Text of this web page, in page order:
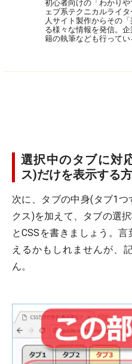
初心者向けの「わかり
ェブ系テクニカルライ
人サイト製作からその
る様々な情報を発信。
籍の執筆なども行ってい
選択中のタブに対
ス)だけを表示する
次に、タブの中身(タブ1
クス)を加えて、タブの選
とCSSを書きましょう。
えるかもしれませんが、
ん。